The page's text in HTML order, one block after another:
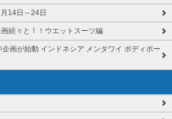
月14日～24日
続々と！！ウエットスーツ編
画が始動 インドネシア メンタワイ ボディボー